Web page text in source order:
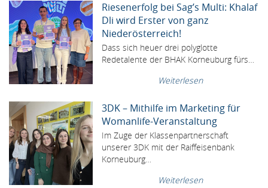
Riesenerfolg bei Sag’s Multi: Khalaf
Dli wird Erster von ganz
Niederösterreich!
Dass sich heuer drei polyglotte
Redetalente der BHAK Korneuburg fürs…
Weiterlesen
3DK – Mithilfe im Marketing für
Womanlife-Veranstaltung
Im Zuge der Klassenpartnerschaft
unserer 3DK mit der Raiffeisenbank
Korneuburg…
Weiterlesen